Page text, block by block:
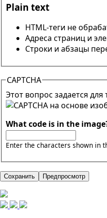
Plain text
HTML-теги не
Адреса страниц и
Строки и абзацы
CAPTCHA
Этот вопрос задается
What code is in the
Enter the characters shown in